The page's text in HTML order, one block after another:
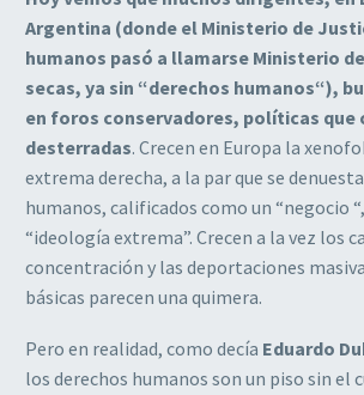
Argentina (donde el Ministerio de
humanos pasó a llamarse Ministerio
secas, ya sin “derechos humanos“),
en foros conservadores, políticas que
desterradas. Crecen en Europa la
extrema derecha, a la par que se
humanos, calificados como un “negocio
“ideología extrema”. Crecen a la vez los
concentración y las deportaciones
básicas parecen una quimera.
Pero en realidad, como decía Eduardo
los derechos humanos son un piso sin el